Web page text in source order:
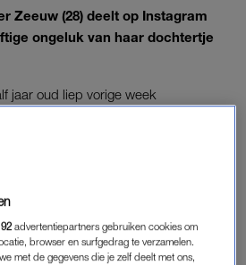
Zeeuw (28) deelt op Instagram
ongeluk van haar dochtertje
jaar oud liep vorige week
ondergaan.
van haar dochtertje
iets
je nooit overkomt’.
92 advertentiepartners gebruiken cookies om
browser en surfgedrag te verzamelen.
met de gegevens die je zelf deelt met ons,